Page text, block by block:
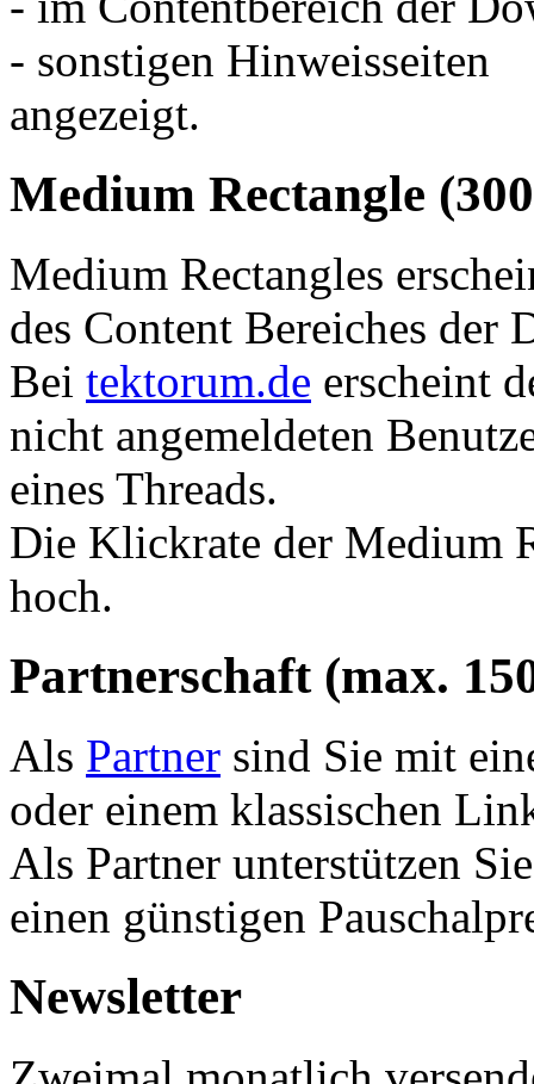
- sonstigen Hinweisseiten
angezeigt.
Medium Rectangle
Medium Rectangles
des Content Bereiches der
Bei tektorum.de erscheint
nicht angemeldeten
eines Threads.
Die Klickrate der Medium
hoch.
Partnerschaft (max.
Als Partner sind Sie mit
oder einem klassischen
Als Partner unterstützen
einen günstigen
Newsletter